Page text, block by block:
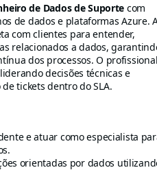
de Dados de Suporte com
de dados e plataformas Azure.
com clientes para entender,
relacionados a dados,
dos processos. O
decisões técnicas e
tickets dentro do SLA.
e atuar como especialista
orientadas por dados